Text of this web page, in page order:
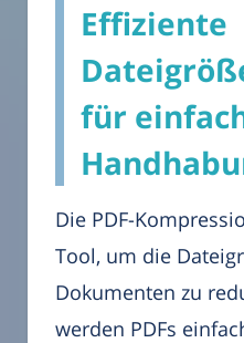
Effiziente
für
Die PDF-
Tool, um die
Dokumenten zu
werden PDFs